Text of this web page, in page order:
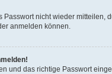
nicht wieder
anmelden können.
und das richtige Passwort